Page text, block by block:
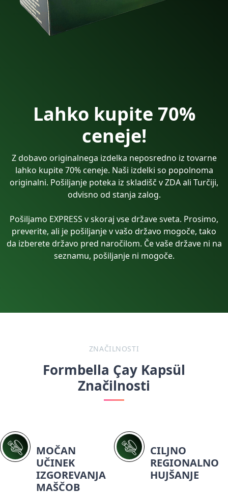
Lahko kupite 70%
ceneje!
Z dobavo originalnega izdelka neposredno iz tovarne
lahko kupite 70% ceneje. Naši izdelki so popolnoma
originalni. Pošiljanje poteka iz skladišč v ZDA ali Turčiji,
odvisno od stanja zalog.
Pošiljamo EXPRESS v skoraj vse države sveta. Prosimo,
preverite, ali je pošiljanje v vašo državo mogoče, tako
da izberete državo pred naročilom. Če vaše države ni na
seznamu, pošiljanje ni mogoče.
ZNAČILNOSTI
Formbella Çay Kapsül
Značilnosti
MOČAN
UČINEK
IZGOREVANJA
MAŠČOB
CILJNO
REGIONALNO
HUJŠANJE